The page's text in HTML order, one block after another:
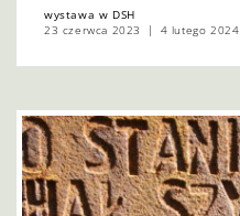
wystawa w DSH
23 czerwca 2023
4 lutego 2024